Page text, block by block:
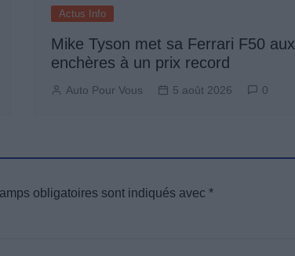
Actus Info
Mike Tyson met sa Ferrari F50 aux
enchères à un prix record
Auto Pour Vous 5 août 2026 0
obligatoires sont indiqués avec *